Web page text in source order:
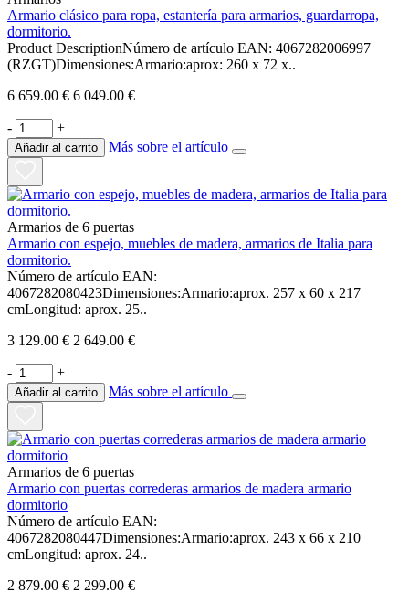
Armario clásico para ropa, estantería para armarios, guardarropa,
dormitorio.
Product DescriptionNúmero de artículo EAN: 4067282006997
(RZGT)Dimensiones:Armario:aprox: 260 x 72 x..
6 659.00 € 6 049.00 €
- +
Añadir al carrito Más sobre el artículo
Armarios de 6 puertas
Armario con espejo, muebles de madera, armarios de Italia para
dormitorio.
Número de artículo EAN:
4067282080423Dimensiones:Armario:aprox. 257 x 60 x 217
cmLongitud: aprox. 25..
3 129.00 € 2 649.00 €
- +
Añadir al carrito Más sobre el artículo
Armarios de 6 puertas
Armario con puertas correderas armarios de madera armario
dormitorio
Número de artículo EAN:
4067282080447Dimensiones:Armario:aprox. 243 x 66 x 210
cmLongitud: aprox. 24..
2 879.00 € 2 299.00 €